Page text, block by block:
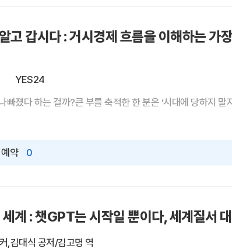
고 갑시다 : 거시경제 흐름을 이해하는 가
YES24
졌다 하는 걸까?큰 부를 축적한 한 분은 ‘시대에 당하지 말
예약 0
계 : 챗GPT는 시작일 뿐이다, 세계질서
,김대식 공저/김고명 역